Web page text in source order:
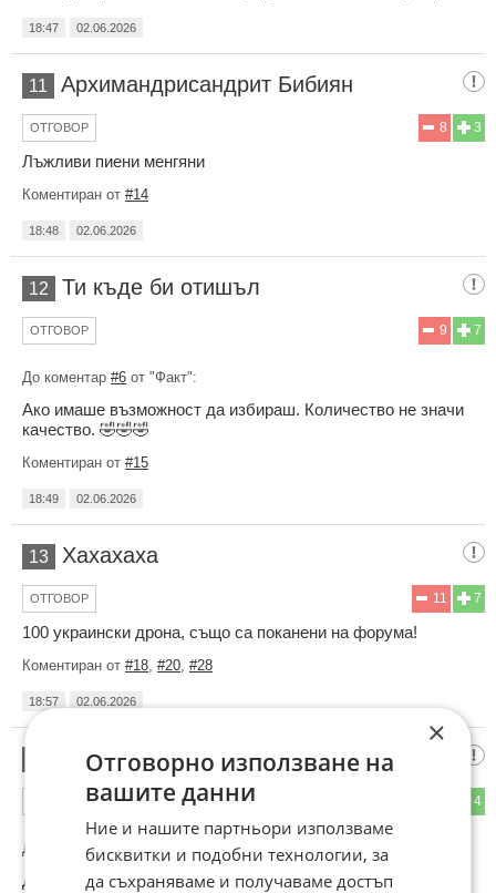
18:47 02.06.2026
11 Архимандрисандрит Бибиян
3
8
ОТГОВОР
Лъжливи пиени менгяни
Коментиран от #14
18:48 02.06.2026
12 Ти къде би отишъл
7
9
ОТГОВОР
До коментар #6 от "Факт":
Ако имаше възможност да избираш. Количество не значи
качество. 🤣🤣🤣
Коментиран от #15
18:49 02.06.2026
13 Хахахаха
7
11
ОТГОВОР
100 украински дрона, също са поканени на форума!
Коментиран от #18 #20 #28
18:57 02.06.2026
Ян Бибиян
4
ОТГОВОР
До коментар от "Архимандрисандрит Бибиян":
Ду хй.
×
Отговорно използване на
вашите данни
Ние и нашите партньори използваме
бисквитки и подобни технологии, за
да съхраняваме и получаваме достъп